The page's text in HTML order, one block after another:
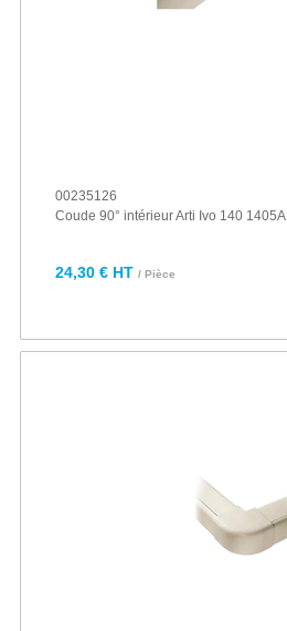
00235126
Coude 90° intérieur Arti Ivo 140 1405AI
24,30 € HT / Pièce